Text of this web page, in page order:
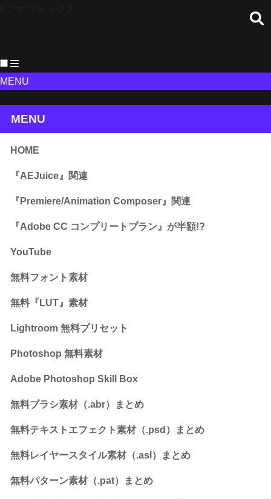
MENU
MENU
HOME
『AEJuice』関連
『Premiere/Animation Composer』関連
『Adobe CC コンプリートプラン』が半額!?
YouTube
無料フォント素材
無料『LUT』素材
Lightroom 無料プリセット
Photoshop 無料素材
Adobe Photoshop Skill Box
無料ブラシ素材（.abr）まとめ
無料テキストエフェクト素材（.psd）まとめ
無料レイヤースタイル素材（.asl）まとめ
無料パターン素材（.pat）まとめ